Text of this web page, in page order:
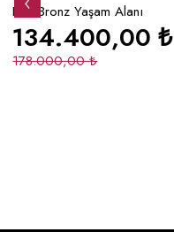
Lina Bronz Yaşam Alanı
178.000,00₺
134.400,00₺